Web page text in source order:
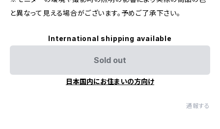
と異なって見える場合がございます。予めご了承下さい。
International shipping available
Sold out
日本国内にお住まいの方向け
通報する